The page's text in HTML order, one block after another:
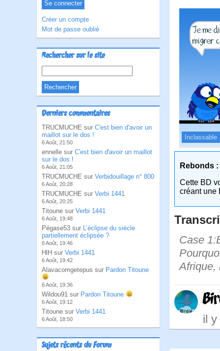
Créer un compte
Mot de passe oublié
Rechercher sur le site
Derniers commentaires
TRUCMUCHE sur C'est bien d'avoir un
maillot sur le dos !
6 Août, 21:50
ennelle sur C'est bien d'avoir un maillot
sur le dos !
6 Août, 21:05
TRUCMUCHE sur Verbidouillage n° 800
6 Août, 20:28
TRUCMUCHE sur Verbi 1441
6 Août, 20:25
Titoune sur Verbi 1441
6 Août, 19:48
Pégase53 sur L’éclipse du siècle
partiellement éclipsée ?
6 Août, 19:46
HlH sur Verbi 1441
6 Août, 19:42
Alavacomgetepus sur Pardon Titoune
6 Août, 19:36
Wildou91 sur Pardon Titoune
6 Août, 19:12
Titoune sur Verbi 1441
6 Août, 18:50
Sujets récents du Forum
Inclassable
Rebonds :
Cette BD
créant une
Case
Afrique,
il y